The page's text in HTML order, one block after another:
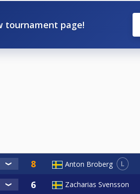
tournament page!
Anton Broberg L
Zacharias Svensson